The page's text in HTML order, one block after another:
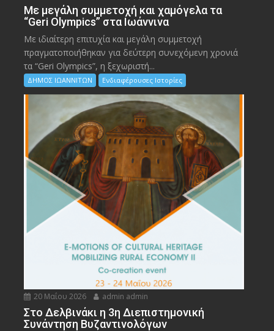
Με μεγάλη συμμετοχή και χαμόγελα τα
“Geri Olympics” στα Ιωάννινα
Με ιδιαίτερη επιτυχία και μεγάλη συμμετοχή
πραγματοποιήθηκαν για δεύτερη συνεχόμενη χρονιά
τα “Geri Olympics”, η ξεχωριστή...
ΔΗΜΟΣ ΙΩΑΝΝΙΤΩΝ Ενδιαφέρουσες Ιστορίες
20 Μαΐου 2026 admin admin
Στο Δελβινάκι η 3η Διεπιστημονική
Συνάντηση Βυζαντινολόγων